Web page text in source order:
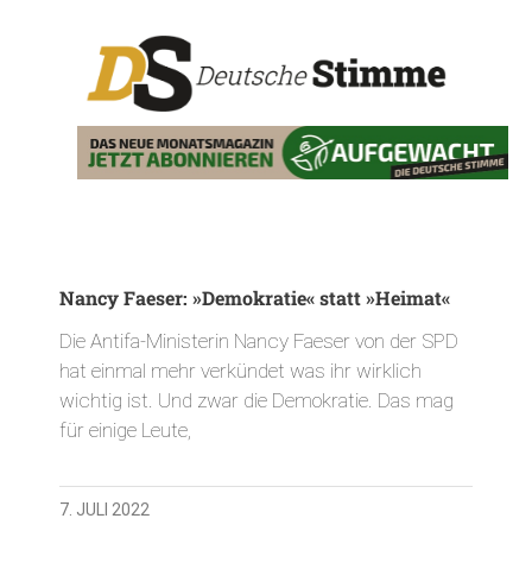
Nancy Faeser: »Demokratie« statt »Heimat«
Die Antifa-Ministerin Nancy Faeser von der SPD
hat einmal mehr verkündet was ihr wirklich
wichtig ist. Und zwar die Demokratie. Das mag
für einige Leute,
7. JULI 2022